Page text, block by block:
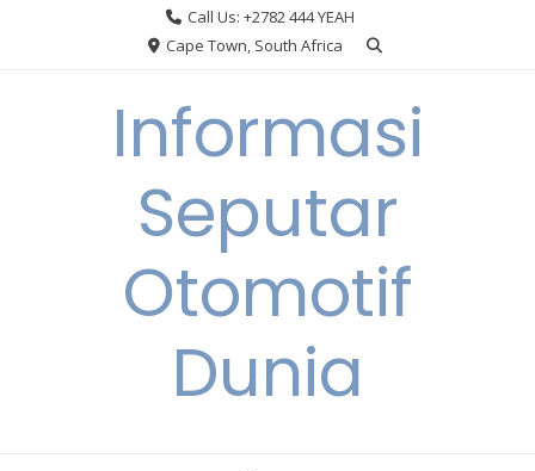
Call Us: +2782 444 YEAH
Cape Town, South Africa
Informasi
Seputar
Otomotif
Dunia